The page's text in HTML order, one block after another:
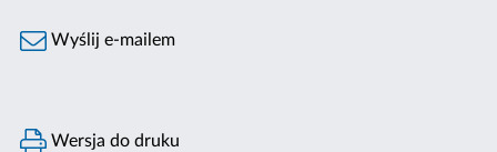
Wyślij e-mailem
Wersja do druku